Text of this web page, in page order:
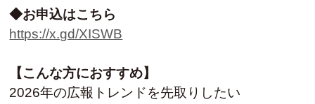
◆お申込はこちら
https://x.gd/XISWB
【こんな方におすすめ】
2026年の広報トレンドを先取りしたい